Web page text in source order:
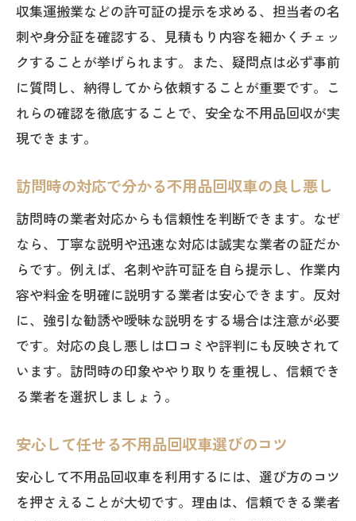
収集運搬業などの許可証の提示を求める、担当者の名
刺や身分証を確認する、見積もり内容を細かくチェッ
クすることが挙げられます。また、疑問点は必ず事前
に質問し、納得してから依頼することが重要です。こ
れらの確認を徹底することで、安全な不用品回収が実
現できます。
訪問時の対応で分かる不用品回収車の良し悪し
訪問時の業者対応からも信頼性を判断できます。なぜ
なら、丁寧な説明や迅速な対応は誠実な業者の証だか
らです。例えば、名刺や許可証を自ら提示し、作業内
容や料金を明確に説明する業者は安心できます。反対
に、強引な勧誘や曖昧な説明をする場合は注意が必要
です。対応の良し悪しは口コミや評判にも反映されて
います。訪問時の印象ややり取りを重視し、信頼でき
る業者を選択しましょう。
安心して任せる不用品回収車選びのコツ
安心して不用品回収車を利用するには、選び方のコツ
を押さえることが大切です。理由は、信頼できる業者